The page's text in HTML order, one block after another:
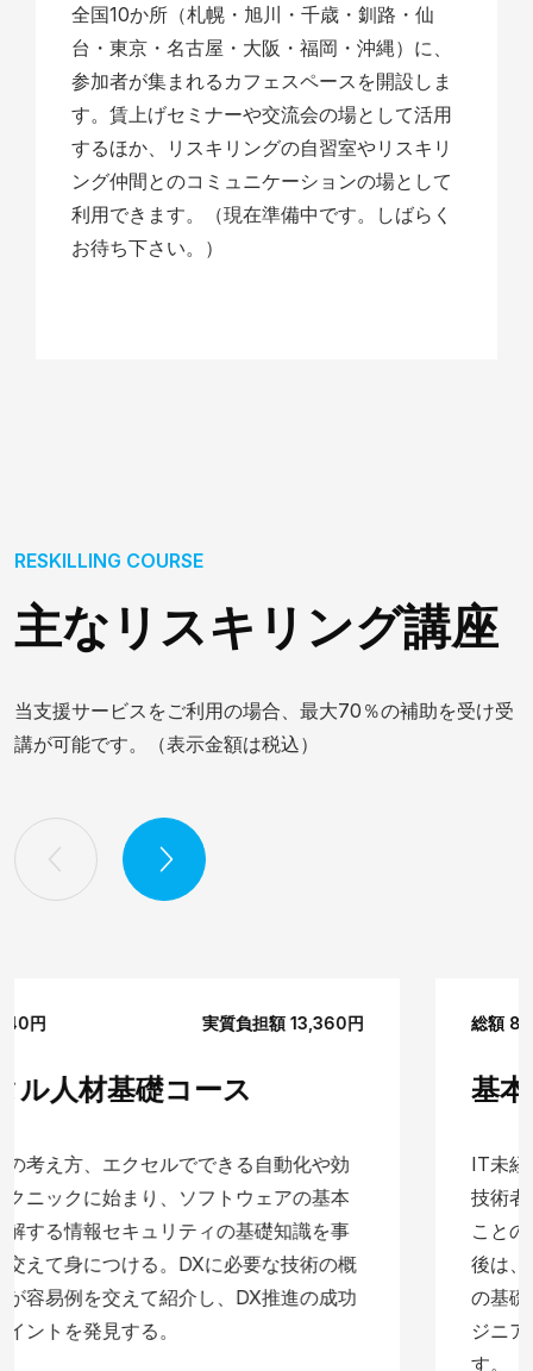
全国10か所（札幌・旭川・千歳・釧路・仙
台・東京・名古屋・大阪・福岡・沖縄）に、
参加者が集まれるカフェスペースを開設しま
す。賃上げセミナーや交流会の場として活用
するほか、リスキリングの自習室やリスキリ
ング仲間とのコミュニケーションの場として
利用できます。
（現在準備中です。しばらく
お待ち下さい。）
RESKILLING COURSE
主なリスキリング講座
当支援サービスをご利用の場合、最大70％の補助を受け受
講が可能です。
（表示金額は税込）
実質負担額 32,000円
基本情報技術者コース
IT未経験か、ほとんど経験のない方が、基本情報
技術者合格相当の知識を身に付けるスキルを学ぶ
ことのできる研修となっております。本講座受講
後は、ITパスポート、基本情報技術者の2つの資格
の基礎学力を身につけることが可能なため、エン
ジニアの転職を非常に有利に進めることができま